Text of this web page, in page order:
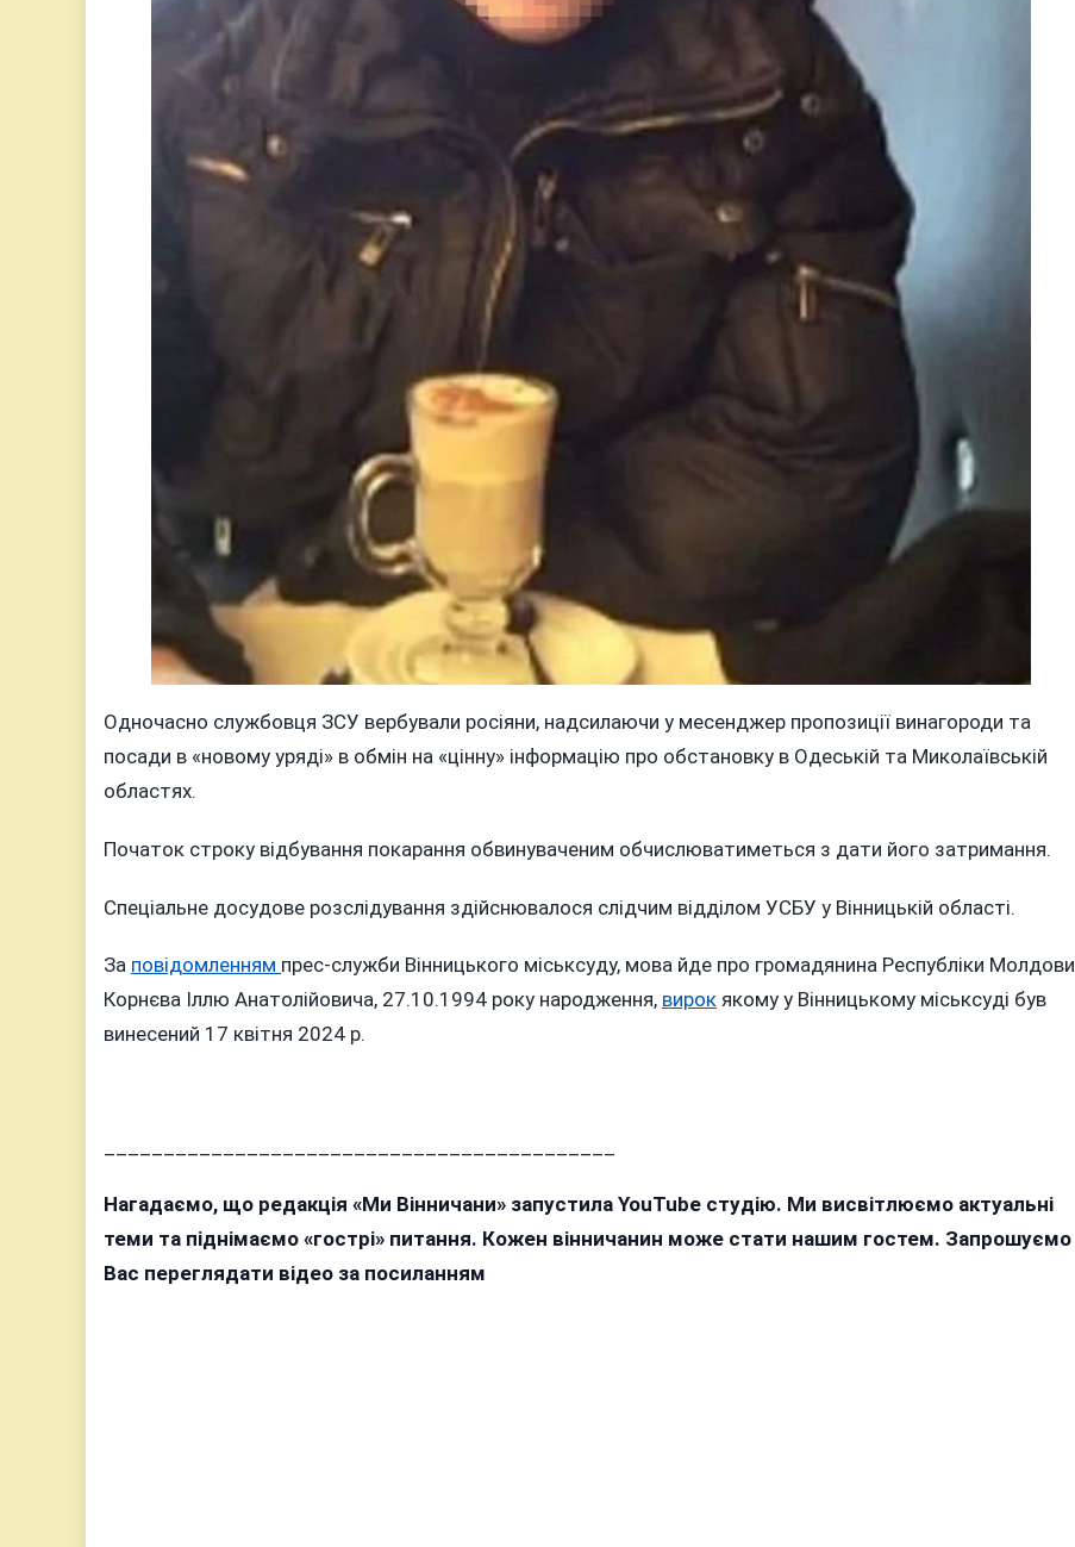
Одночасно службовця ЗСУ вербували росіяни, надсилаючи у месенджер пропозиції винагороди та
посади в «новому уряді» в обмін на «цінну» інформацію про обстановку в Одеській та Миколаївській
областях.
Початок строку відбування покарання обвинуваченим обчислюватиметься з дати його затримання.
Спеціальне досудове розслідування здійснювалося слідчим відділом УСБУ у Вінницькій області.
За повідомленням прес-служби Вінницького міськсуду, мова йде про громадянина Республіки Молдови
Корнєва Іллю Анатолійовича, 27.10.1994 року народження, вирок якому у Вінницькому міськсуді був
винесений 17 квітня 2024 р.
Нагадаємо, що редакція «Ми Вінничани» запустила YouTube студію. Ми висвітлюємо актуальні
теми та піднімаємо «гострі» питання. Кожен вінничанин може стати нашим гостем. Запрошуємо
Вас переглядати відео за посиланням